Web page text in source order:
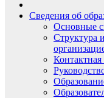
Сведения об
Основные
Структура